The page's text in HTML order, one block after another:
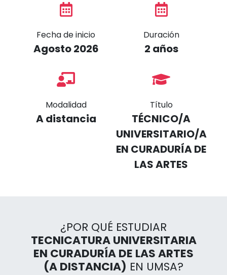
Fecha de inicio
Agosto 2026
Duración
2 años
Modalidad
A distancia
Título
TÉCNICO/A
UNIVERSITARIO/A
EN CURADURÍA DE
LAS ARTES
¿POR QUÉ ESTUDIAR
TECNICATURA UNIVERSITARIA
EN CURADURÍA DE LAS ARTES
(A DISTANCIA) EN UMSA?